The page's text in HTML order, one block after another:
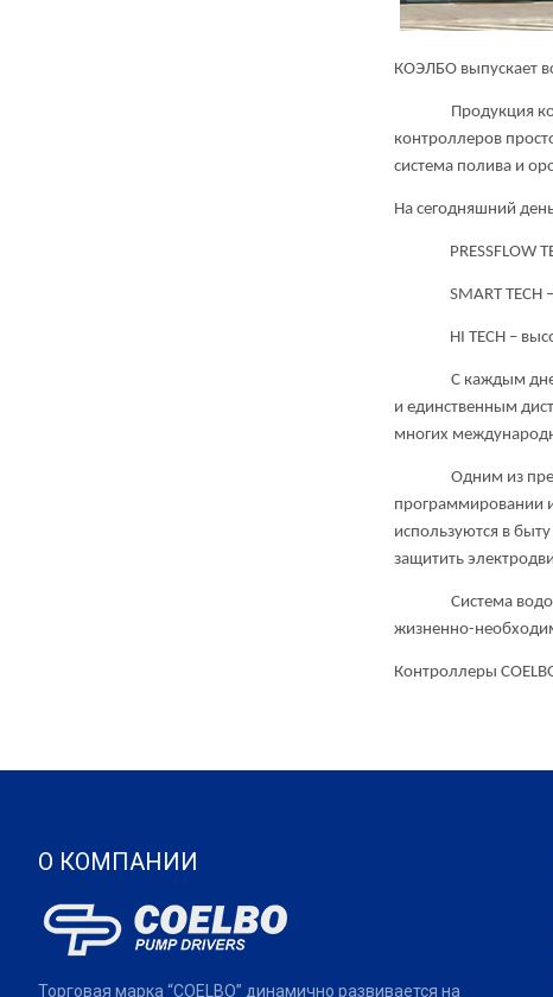
КОЭЛБО выпускает
Продукция
контроллеров
система полива и
На сегодняшний
PRESSFLOW
SMART
HI TECH –
С каждым днем
и единственным
многих
Одним из
программировании
используются в
защитить
Система
жизненно-
Контроллеры
О КОМПАНИИ
Торговая марка “COELBO” динамично развивается на